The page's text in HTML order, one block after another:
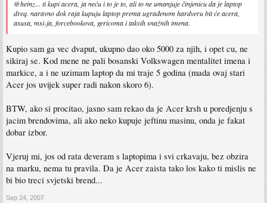
firmama za ovaj model?
@heinz... ti kupi acera, ja neću i to je to, ali to ne umanjuje činjenicu da je laptop
dreq. naravno dok raja kupuju laptop prema ugrađenom hardveru bit će acera,
asusa, msi-ja, forcebookova, gericoma i takvih snažnih imena.
Kupio sam ga vec dvaput, ukupno dao oko 5000 za njih, i opet cu, ne
sikiraj se. Kod mene ne pali bosanski Volkswagen mentalitet imena i
markice, a i ne uzimam laptop da mi traje 5 godina (mada ovaj stari
Acer jos uvijek super radi nakon skoro 6).
BTW, ako si procitao, jasno sam rekao da je Acer krsh u poredjenju s
jacim brendovima, ali ako neko kupuje jeftinu masinu, onda je fakat
dobar izbor.
Vjeruj mi, jos od rata deveram s laptopima i svi crkavaju, bez obzira
na marku, nema tu pravila. Da je Acer zaista tako los kako ti mislis ne
bi bio treci svjetski brend...
Sep 24, 2007